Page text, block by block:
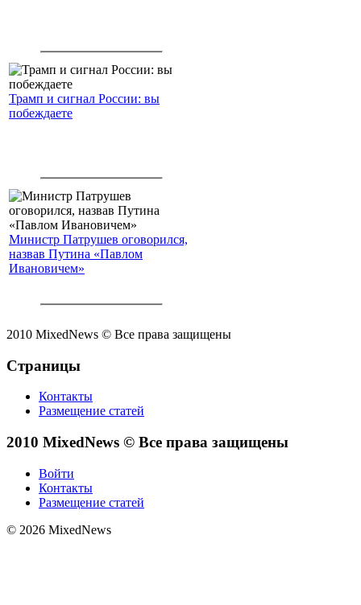
Трамп и сигнал России: вы
побеждаете
Министр Патрушев оговорился,
назвав Путина «Павлом
Ивановичем»
2010 MixedNews © Все права защищены
Страницы
Контакты
Размещение статей
2010 MixedNews © Все права защищены
Войти
Контакты
Размещение статей
© 2026 MixedNews